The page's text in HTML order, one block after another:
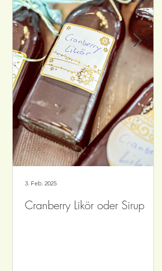
Cranberry Likör oder Sirup
3. Feb. 2025